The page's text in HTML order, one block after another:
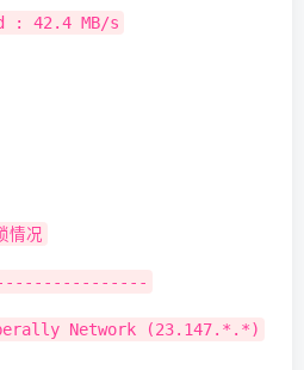
: 42.4 MB/s
情况
Network (23.147.*.*)